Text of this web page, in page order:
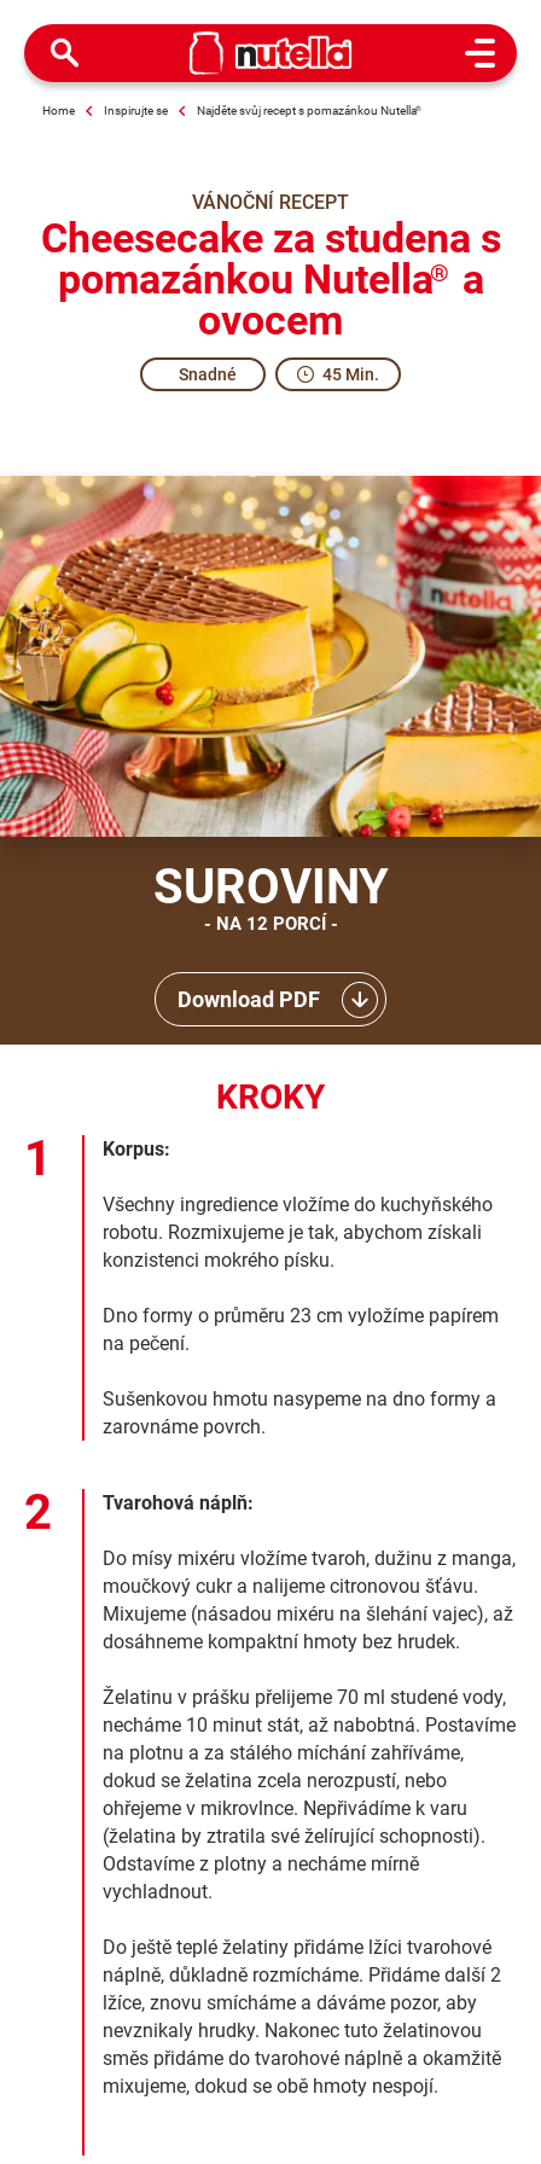
Open
Home Inspirujte se Najděte svůj recept s pomazánkou Nutella®
VÁNOČNÍ RECEPT
Cheesecake za studena s
pomazánkou Nutella® a
ovocem
Snadné 45 Min.
SUROVINY
NA 12 PORCÍ
Download PDF
KROKY
Korpus:
Všechny ingredience vložíme do kuchyňského
robotu. Rozmixujeme je tak, abychom získali
konzistenci mokrého písku.
Dno formy o průměru 23 cm vyložíme papírem
na pečení.
Sušenkovou hmotu nasypeme na dno formy a
zarovnáme povrch.
Tvarohová náplň:
Do mísy mixéru vložíme tvaroh, dužinu z manga,
moučkový cukr a nalijeme citronovou šťávu.
Mixujeme (násadou mixéru na šlehání vajec), až
dosáhneme kompaktní hmoty bez hrudek.
Želatinu v prášku přelijeme 70 ml studené vody,
necháme 10 minut stát, až nabobtná. Postavíme
na plotnu a za stálého míchání zahříváme,
dokud se želatina zcela nerozpustí, nebo
ohřejeme v mikrovlnce. Nepřivádíme k varu
(želatina by ztratila své želírující schopnosti).
Odstavíme z plotny a necháme mírně
vychladnout.
Do ještě teplé želatiny přidáme lžíci tvarohové
náplně, důkladně rozmícháme. Přidáme další 2
lžíce, znovu smícháme a dáváme pozor, aby
nevznikaly hrudky. Nakonec tuto želatinovou
směs přidáme do tvarohové náplně a okamžitě
mixujeme, dokud se obě hmoty nespojí.